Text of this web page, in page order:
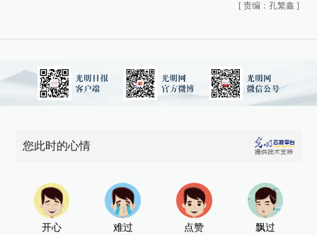
[ 责编：孔繁鑫 ]
您此时的心情
开心 难过 点赞 飘过